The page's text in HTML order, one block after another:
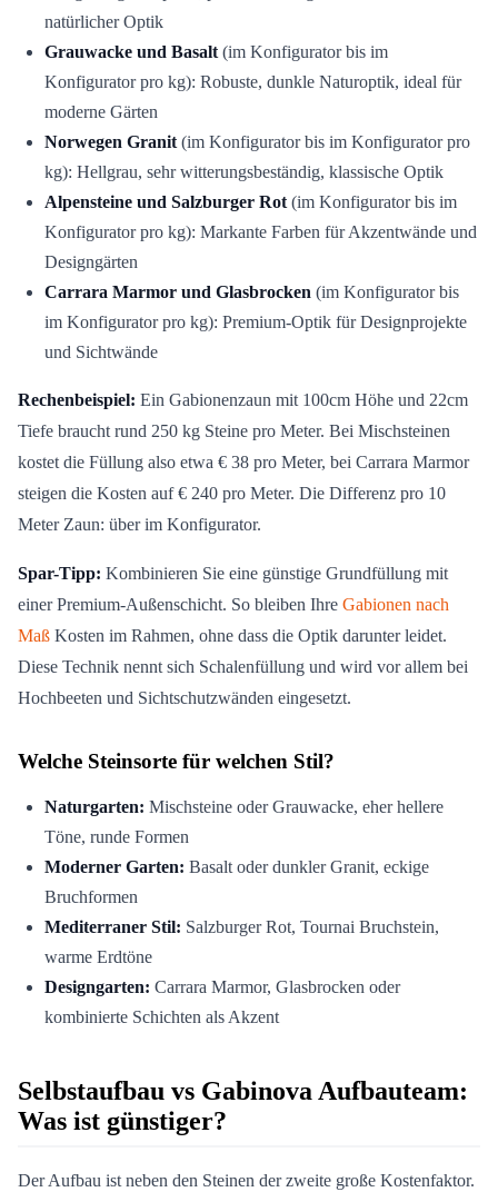
natürlicher Optik
Grauwacke und Basalt (im Konfigurator bis im
Konfigurator pro kg): Robuste, dunkle Naturoptik, ideal für
moderne Gärten
Norwegen Granit (im Konfigurator bis im Konfigurator pro
kg): Hellgrau, sehr witterungsbeständig, klassische Optik
Alpensteine und Salzburger Rot (im Konfigurator bis im
Konfigurator pro kg): Markante Farben für Akzentwände und
Designgärten
Carrara Marmor und Glasbrocken (im Konfigurator bis
im Konfigurator pro kg): Premium-Optik für Designprojekte
und Sichtwände
Rechenbeispiel: Ein Gabionenzaun mit 100cm Höhe und 22cm
Tiefe braucht rund 250 kg Steine pro Meter. Bei Mischsteinen
kostet die Füllung also etwa € 38 pro Meter, bei Carrara Marmor
steigen die Kosten auf € 240 pro Meter. Die Differenz pro 10
Meter Zaun: über im Konfigurator.
Spar-Tipp: Kombinieren Sie eine günstige Grundfüllung mit
einer Premium-Außenschicht. So bleiben Ihre Gabionen nach
Maß Kosten im Rahmen, ohne dass die Optik darunter leidet.
Diese Technik nennt sich Schalenfüllung und wird vor allem bei
Hochbeeten und Sichtschutzwänden eingesetzt.
Welche Steinsorte für welchen Stil?
Naturgarten: Mischsteine oder Grauwacke, eher hellere
Töne, runde Formen
Moderner Garten: Basalt oder dunkler Granit, eckige
Bruchformen
Mediterraner Stil: Salzburger Rot, Tournai Bruchstein,
warme Erdtöne
Designgarten: Carrara Marmor, Glasbrocken oder
kombinierte Schichten als Akzent
Selbstaufbau vs Gabinova Aufbauteam:
Was ist günstiger?
Der Aufbau ist neben den Steinen der zweite große Kostenfaktor.